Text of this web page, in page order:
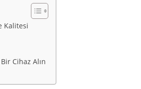
Kalitesi
Cihaz Alın